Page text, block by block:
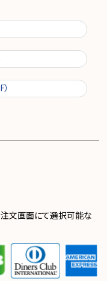
文画面にて選択可能な